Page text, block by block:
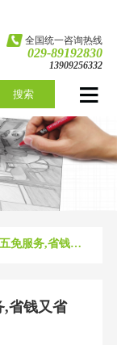
全国统一咨询热线
029-89192830
13909256332
搜索
西安兴唐装饰公司优势之五免服务,省钱又省心!
,省钱又省